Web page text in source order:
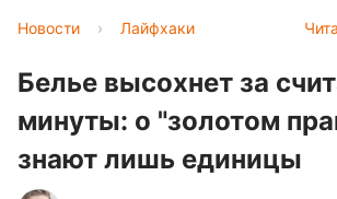
Новости › Лайфхаки
Белье высохнет за
минуты: о "золотом
знают лишь единицы